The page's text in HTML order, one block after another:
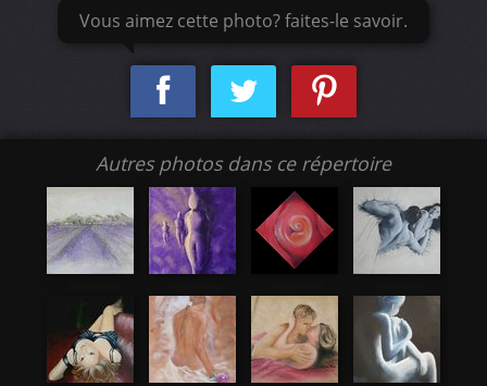
Vous aimez cette photo? faites-le savoir.
Autres photos dans ce répertoire